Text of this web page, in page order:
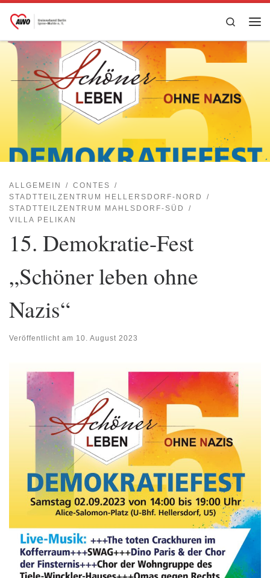
Zum Inhalt springen
Search
ALLGEMEIN
CONTES
STADTTEILZENTRUM HELLERSDORF-NORD
STADTTEILZENTRUM MAHLSDORF-SÜD
VILLA PELIKAN
15. Demokratie-Fest
„Schöner leben ohne
Nazis“
Veröffentlicht am 10. August 2023